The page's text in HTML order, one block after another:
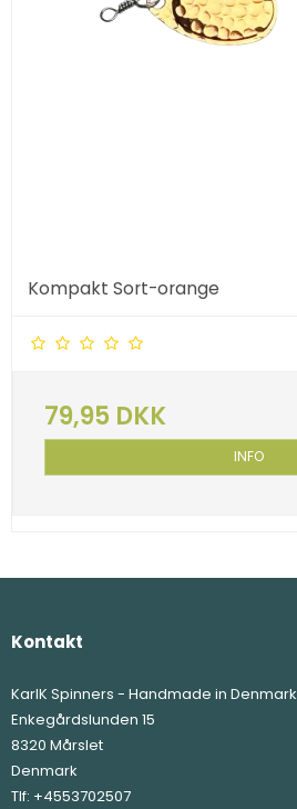
Kompakt Sort-orange
79,95 DKK
INFO
Kontakt
KarlK Spinners - Handmade in Denmark
Enkegårdslunden 15
8320 Mårslet
Denmark
Tlf: +4553702507